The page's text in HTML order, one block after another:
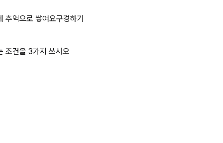
골작업을 중지해야 하는 조건을 3
추억으로 쌓여요구경하기
조건을 3가지 쓰시오